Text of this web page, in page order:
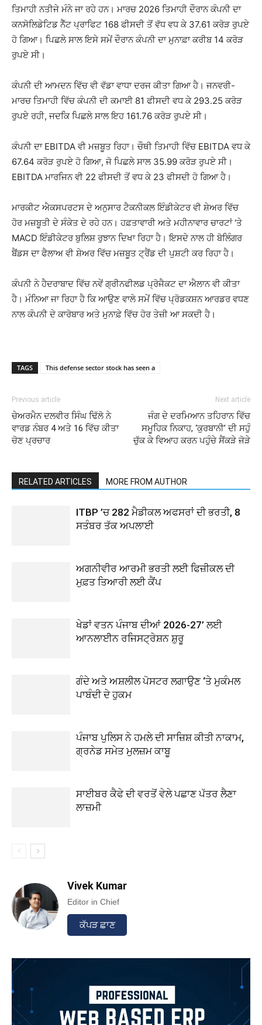
ਤਿਮਾਹੀ ਨਤੀਜੇ ਮੰਨੇ ਜਾ ਰਹੇ ਹਨ। ਮਾਰਚ 2026 ਤਿਮਾਹੀ ਦੌਰਾਨ ਕੰਪਨੀ ਦਾ
ਕਨਸੋਲਿਡੇਟਿਡ ਨੈੱਟ ਪ੍ਰਾਫਿਟ 168 ਫੀਸਦੀ ਤੋਂ ਵੱਧ ਵਧ ਕੇ 37.61 ਕਰੋੜ ਰੁਪਏ
ਹੋ ਗਿਆ। ਪਿਛਲੇ ਸਾਲ ਇਸੇ ਸਮੇਂ ਦੌਰਾਨ ਕੰਪਨੀ ਦਾ ਮੁਨਾਫ਼ਾ ਕਰੀਬ 14 ਕਰੋੜ
ਰੁਪਏ ਸੀ।
ਕੰਪਨੀ ਦੀ ਆਮਦਨ ਵਿੱਚ ਵੀ ਵੱਡਾ ਵਾਧਾ ਦਰਜ ਕੀਤਾ ਗਿਆ ਹੈ। ਜਨਵਰੀ-
ਮਾਰਚ ਤਿਮਾਹੀ ਵਿੱਚ ਕੰਪਨੀ ਦੀ ਕਮਾਈ 81 ਫੀਸਦੀ ਵਧ ਕੇ 293.25 ਕਰੋੜ
ਰੁਪਏ ਰਹੀ, ਜਦਕਿ ਪਿਛਲੇ ਸਾਲ ਇਹ 161.76 ਕਰੋੜ ਰੁਪਏ ਸੀ।
ਕੰਪਨੀ ਦਾ EBITDA ਵੀ ਮਜ਼ਬੂਤ ਰਿਹਾ। ਚੌਥੀ ਤਿਮਾਹੀ ਵਿੱਚ EBITDA ਵਧ ਕੇ
67.64 ਕਰੋੜ ਰੁਪਏ ਹੋ ਗਿਆ, ਜੋ ਪਿਛਲੇ ਸਾਲ 35.99 ਕਰੋੜ ਰੁਪਏ ਸੀ।
EBITDA ਮਾਰਜਿਨ ਵੀ 22 ਫੀਸਦੀ ਤੋਂ ਵਧ ਕੇ 23 ਫੀਸਦੀ ਹੋ ਗਿਆ ਹੈ।
ਮਾਰਕੀਟ ਐਕਸਪਰਟਸ ਦੇ ਅਨੁਸਾਰ ਟੈਕਨੀਕਲ ਇੰਡੀਕੇਟਰ ਵੀ ਸ਼ੇਅਰ ਵਿੱਚ
ਹੋਰ ਮਜ਼ਬੂਤੀ ਦੇ ਸੰਕੇਤ ਦੇ ਰਹੇ ਹਨ। ਹਫ਼ਤਾਵਾਰੀ ਅਤੇ ਮਹੀਨਾਵਾਰ ਚਾਰਟਾਂ ‘ਤੇ
MACD ਇੰਡੀਕੇਟਰ ਬੁਲਿਸ਼ ਰੁਝਾਨ ਦਿਖਾ ਰਿਹਾ ਹੈ। ਇਸਦੇ ਨਾਲ ਹੀ ਬੋਲਿੰਗਰ
ਬੈਂਡਸ ਦਾ ਫੈਲਾਅ ਵੀ ਸ਼ੇਅਰ ਵਿੱਚ ਮਜ਼ਬੂਤ ਟ੍ਰੈਂਡ ਦੀ ਪੁਸ਼ਟੀ ਕਰ ਰਿਹਾ ਹੈ।
ਕੰਪਨੀ ਨੇ ਹੈਦਰਾਬਾਦ ਵਿੱਚ ਨਵੇਂ ਗ੍ਰੀਨਫੀਲਡ ਪ੍ਰੋਜੈਕਟ ਦਾ ਐਲਾਨ ਵੀ ਕੀਤਾ
ਹੈ। ਮੰਨਿਆ ਜਾ ਰਿਹਾ ਹੈ ਕਿ ਆਉਣ ਵਾਲੇ ਸਮੇਂ ਵਿੱਚ ਪ੍ਰੋਡਕਸ਼ਨ ਆਰਡਰ ਵਧਣ
ਨਾਲ ਕੰਪਨੀ ਦੇ ਕਾਰੋਬਾਰ ਅਤੇ ਮੁਨਾਫ਼ੇ ਵਿੱਚ ਹੋਰ ਤੇਜ਼ੀ ਆ ਸਕਦੀ ਹੈ।
TAGS This defense sector stock has seen a
Previous article
ਚੇਅਰਮੈਨ ਦਲਵੀਰ ਸਿੰਘ ਢਿੱਲੋ ਨੇ
ਵਾਰਡ ਨੰਬਰ 4 ਅਤੇ 16 ਵਿੱਚ ਕੀਤਾ
ਚੋਣ ਪ੍ਰਚਾਰ
Next article
ਜੰਗ ਦੇ ਦਰਮਿਆਨ ਤਹਿਰਾਨ ਵਿੱਚ
ਸਮੂਹਿਕ ਨਿਕਾਹ, ‘ਕੁਰਬਾਨੀ’ ਦੀ ਸਹੁੰ
ਚੁੱਕ ਕੇ ਵਿਆਹ ਕਰਨ ਪਹੁੰਚੇ ਸੈਂਕੜੇ ਜੋੜੇ
RELATED ARTICLES MORE FROM AUTHOR
ITBP ’ਚ 282 ਮੈਡੀਕਲ ਅਫਸਰਾਂ ਦੀ ਭਰਤੀ, 8
ਸਤੰਬਰ ਤੱਕ ਅਪਲਾਈ
ਅਗਨੀਵੀਰ ਆਰਮੀ ਭਰਤੀ ਲਈ ਫਿਜ਼ੀਕਲ ਦੀ
ਮੁਫ਼ਤ ਤਿਆਰੀ ਲਈ ਕੈਂਪ
ਖੇਡਾਂ ਵਤਨ ਪੰਜਾਬ ਦੀਆਂ 2026-27’ ਲਈ
ਆਨਲਾਈਨ ਰਜਿਸਟ੍ਰੇਸ਼ਨ ਸ਼ੁਰੂ
ਗੰਦੇ ਅਤੇ ਅਸ਼ਲੀਲ ਪੋਸਟਰ ਲਗਾਉਣ ‘ਤੇ ਮੁਕੰਮਲ
ਪਾਬੰਦੀ ਦੇ ਹੁਕਮ
ਪੰਜਾਬ ਪੁਲਿਸ ਨੇ ਹਮਲੇ ਦੀ ਸਾਜ਼ਿਸ਼ ਕੀਤੀ ਨਾਕਾਮ,
ਗ੍ਰਨੇਡ ਸਮੇਤ ਮੁਲਜ਼ਮ ਕਾਬੂ
ਸਾਈਬਰ ਕੈਫੇ ਦੀ ਵਰਤੋਂ ਵੇਲੇ ਪਛਾਣ ਪੱਤਰ ਲੈਣਾ
ਲਾਜ਼ਮੀ
Vivek Kumar
Editor in Chief
ਕੱਪੜ ਛਾਣ